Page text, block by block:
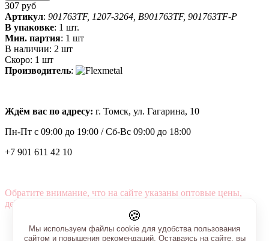
307 руб
Артикул: 901763TF, 1207-3264, B901763TF, 901763TF-P
В упаковке: 1 шт.
Мин. партия: 1 шт
В наличии: 2 шт
Скоро: 1 шт
Производитель:
Ждём вас по адресу: г. Томск, ул. Гагарина, 10
Пн-Пт с 09:00 до 19:00 /Сб-Вс 09:00 до 18:00
+7 901 611 42 10
Обратите внимание, что на сайте указаны оптовые цены,
действующие при первом заказе от 3000 рублей.
🍪
Мы используем файлы cookie для удобства пользования
сайтом и повышения рекомендаций. Оставаясь на сайте, вы